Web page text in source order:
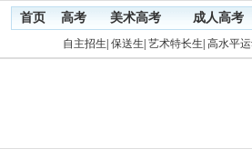
首页 高考 美术高考 成人高考
自主招生 保送生 艺术特长生 高水平